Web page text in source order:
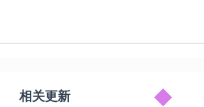
相关更新